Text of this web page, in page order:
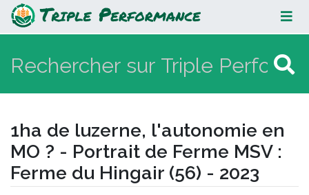
1ha de luzerne, l'autonomie en MO
? - Portrait de Ferme MSV : Ferme
du Hingair (56) - 2023
1ha de luzerne, l'autonomie en
MO ? - Portrait de Ferme MSV :
Ferme du Hingair (56) - 2023